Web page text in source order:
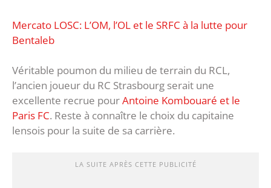
Mercato LOSC: L’OM, l’OL et le SRFC à la lutte pour
Bentaleb
Véritable poumon du milieu de terrain du RCL,
l’ancien joueur du RC Strasbourg serait une
excellente recrue pourAntoine Kombouaré et le
Paris FC. Reste à connaître le choix du capitaine
lensois pour la suite de sa carrière.
LA SUITE APRÈS CETTE PUBLICITÉ